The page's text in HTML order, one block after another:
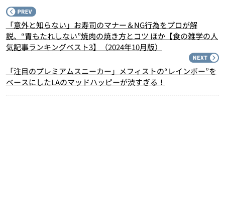
「意外と知らない」お寿司のマナー＆NG行為をプロが解
説、“胃もたれしない”焼肉の焼き方とコツ ほか【食の雑学の人
気記事ランキングベスト3】（2024年10月版）
「注目のプレミアムスニーカー」メフィストの“レインボー”を
ベースにしたLAのマッドハッピーが渋すぎる！